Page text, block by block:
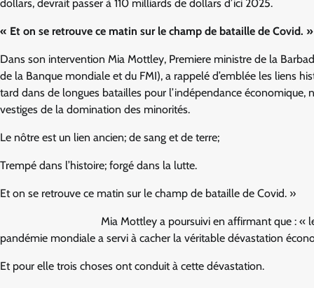
dollars, devrait passer à 110 milliards de dollars d’ici 2025.
« Et on se retrouve ce matin sur le champ de bataille de Covid. »
Dans son intervention Mia Mottley, Premiere ministre de la
de la Banque mondiale et du FMI), a rappelé d’emblée les liens
tard dans de longues batailles pour l’indépendance
vestiges de la domination des minorités.
Le nôtre est un lien ancien; de sang et de terre;
Trempé dans l’histoire; forgé dans la lutte.
Et on se retrouve ce matin sur le champ de bataille de Covid. »
Mia Mottley a poursuivi en affirmant que : «
pandémie mondiale a servi à cacher la véritable dévastation
Et pour elle trois choses ont conduit à cette dévastation.